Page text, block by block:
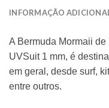
INFORMAÇÃO
A Bermuda Mormaii
UVSuit 1 mm, é
em geral, desde surf,
entre outros.